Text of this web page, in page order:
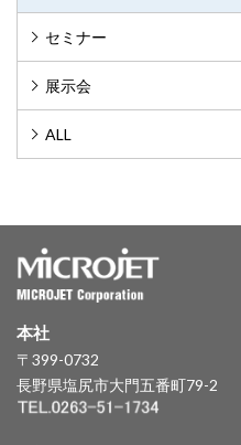
セミナー
展示会
ALL
本社
〒399-0732
長野県塩尻市大門五番町79-2